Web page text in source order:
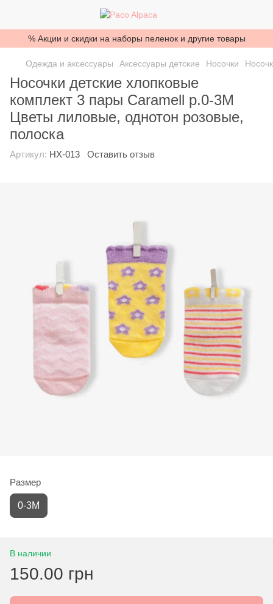
% Акции и скидки на наборы пеленок и другие товары
Одежда и аксессуары Аксессуары детские Носочки
Носочки детские хлопковые
комплект 3 пары Caramell р.0-3М
Цветы лиловые, однотон розовые,
полоска
Артикул: НХ-013 Оставить отзыв
Размер
0-3М
В наличии
150.00 грн